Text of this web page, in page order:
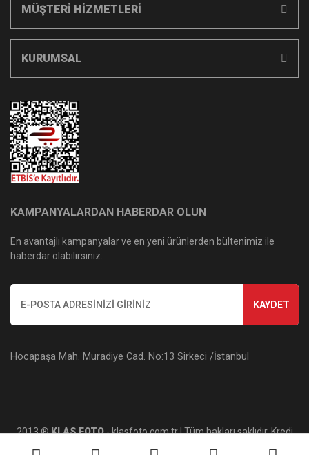
MÜŞTERİ HİZMETLERİ
KURUMSAL
KAMPANYALARDAN HABERDAR OLUN
En avantajlı kampanyalar ve en yeni ürünlerden bültenimiz ile
haberdar olabilirsiniz.
KAYDET
Hocapaşa Mah. Muradiye Cad. No:13 Sirkeci /İstanbul
2013 ®KLAS FOTO- klasfoto.com.tr | Tüm hakları saklıdır. Kredi